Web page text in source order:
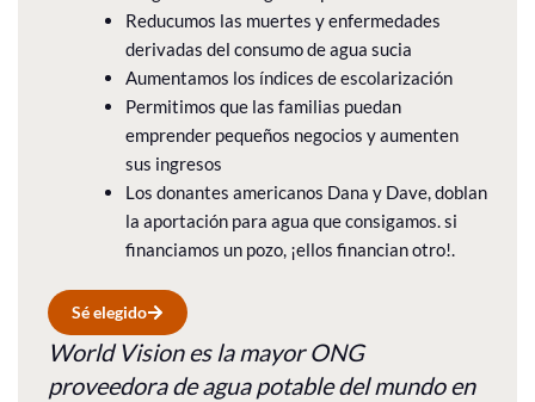
Reducumos las muertes y enfermedades
derivadas del consumo de agua sucia
Aumentamos los índices de escolarización
Permitimos que las familias puedan
emprender pequeños negocios y aumenten
sus ingresos
Los donantes americanos Dana y Dave, doblan
la aportación para agua que consigamos. si
financiamos un pozo, ¡ellos financian otro!.
Sé elegido
World Vision es la mayor ONG
proveedora de agua potable del mundo en